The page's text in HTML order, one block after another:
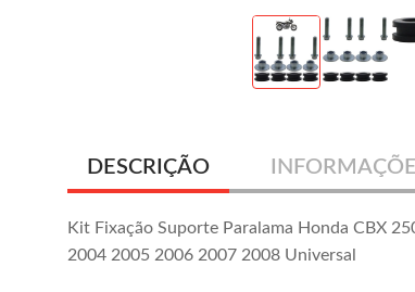
DESCRIÇÃO
Kit Fixação Suporte Paralama Honda CBX
2004 2005 2006 2007 2008 Universal